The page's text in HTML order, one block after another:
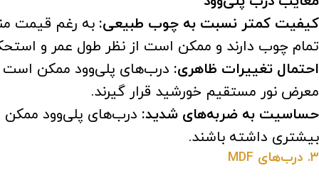
کیفیت کمتر نسبت به چوب طبیعی: به رغم قیمت
تمام چوب دارند و ممکن است از نظر طول عمر و
احتمال تغییرات ظاهری: درب‌های پلی‌وود ممکن است
معرض نور مستقیم خورشید قرار گیرند.
حساسیت به ضربه‌های شدید: درب‌های پلی‌وود ممکن
بیشتری داشته باشند.
3. درب‌های MDF